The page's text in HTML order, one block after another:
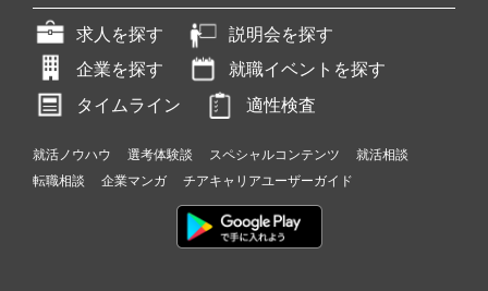
求人を探す
説明会を探す
企業を探す
就職イベントを探す
タイムライン
適性検査
就活ノウハウ 選考体験談 スペシャルコンテンツ
就活相談
転職相談
企業マンガ チアキャリアユーザーガイド